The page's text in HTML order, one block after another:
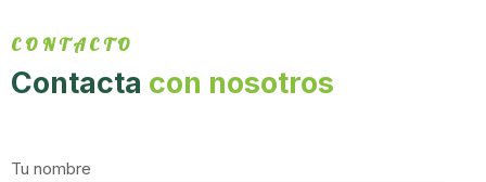
CONTACTO
Contacta con nosotros
Tu nombre